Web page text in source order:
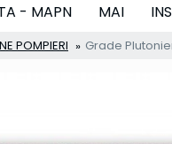
- MAPN MAI
POMPIERI Grade